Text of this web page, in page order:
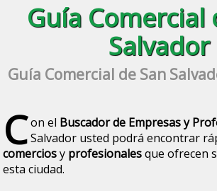
Guía Comercial
Salvador
Guía Comercial de San
Con el Buscador de Empresas y
Salvador usted podrá encontrar
comerciosy profesionalesque ofrecen
esta ciudad.